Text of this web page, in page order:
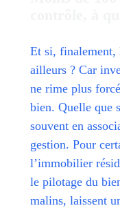
Et si, finalement,
ailleurs ? Car
ne rime plus
bien. Quelle que
souvent en
gestion. Pour
l’immobilier
le pilotage du
malins, laissent